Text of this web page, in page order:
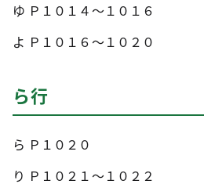
ゆ Ｐ１０１４～１０１６
よ Ｐ１０１６～１０２０
ら行
ら Ｐ１０２０
り Ｐ１０２１～１０２２